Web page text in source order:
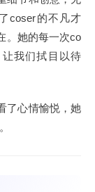
coser的不凡才
。她的每一次co
我们拭目以待
了心情愉悦，她